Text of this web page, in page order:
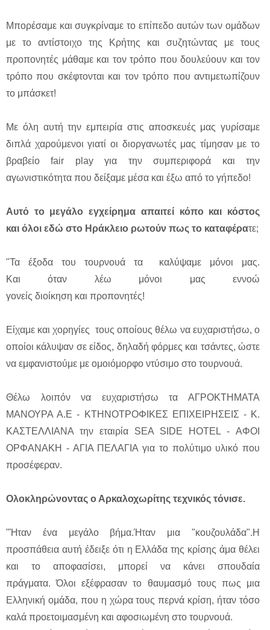
Μπορέσαμε και συγκρίναμε το επίπεδο αυτών των ομάδων
με το αντίστοιχο της Κρήτης και συζητώντας με τους
προπονητές μάθαμε και τον τρόπο που δουλεύουν και τον
τρόπο που σκέφτονται και τον τρόπο που αντιμετωπίζουν
το μπάσκετ!
Με όλη αυτή την εμπειρία στις αποσκευές μας γυρίσαμε
διπλά χαρούμενοι γιατί οι διοργανωτές μας τίμησαν με το
βραβείο fair play για την συμπεριφορά και την
αγωνιστικότητα που δείξαμε μέσα και έξω από το γήπεδο!
Αυτό το μεγάλο εγχείρημα απαιτεί κόπο και κόστος
και όλοι εδώ στο Ηράκλειο ρωτούν πως το καταφέρατε;
"Τα έξοδα του τουρνουά τα καλύψαμε μόνοι μας.
Και όταν λέω μόνοι μας εννοώ
γονείς διοίκηση και προπονητές!
Είχαμε και χορηγίες τους οποίους θέλω να ευχαριστήσω, ο
οποίοι κάλυψαν σε είδος, δηλαδή φόρμες και τσάντες, ώστε
να εμφανιστούμε με ομοιόμορφο ντύσιμο στο τουρνουά.
Θέλω λοιπόν να ευχαριστήσω τα ΑΓΡΟΚΤΗΜΑΤΑ
ΜΑΝΟΥΡΑ Α.Ε - ΚΤΗΝΟΤΡΟΦΙΚΕΣ ΕΠΙΧΕΙΡΗΣΕΙΣ - Κ.
ΚΑΣΤΕΛΛΙΑΝΑ την εταιρία SEA SIDE HOTEL - ΑΦΟΙ
ΟΡΦΑΝΑΚΗ - ΑΓΙΑ ΠΕΛΑΓΙΑ για το πολύτιμο υλικό που
προσέφεραν.
Ολοκληρώνοντας ο Αρκαλοχωρίτης τεχνικός τόνισε.
"Ήταν ένα μεγάλο βήμα.Ήταν μια "κουζουλάδα".Η
προσπάθεια αυτή έδειξε ότι η Ελλάδα της κρίσης άμα θέλει
και το αποφασίσει, μπορεί να κάνει σπουδαία
πράγματα. Όλοι εξέφρασαν το θαυμασμό τους πως μια
Ελληνική ομάδα, που η χώρα τους περνά κρίση, ήταν τόσο
καλά προετοιμασμένη και αφοσιωμένη στο τουρνουά.